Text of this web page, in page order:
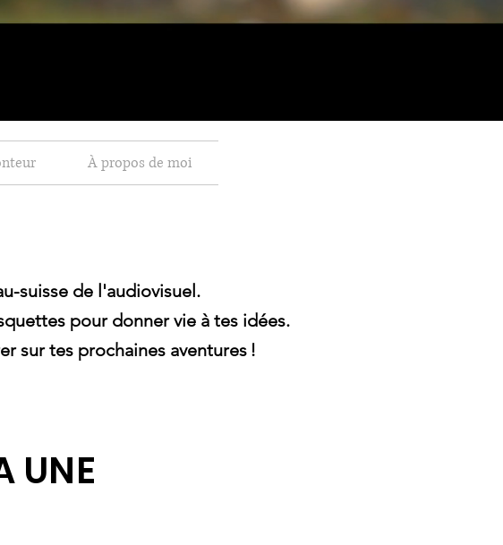
À propos de moi
suisse de l'audiovisuel.
pour donner vie à tes idées.
sur tes prochaines aventures !
UNE